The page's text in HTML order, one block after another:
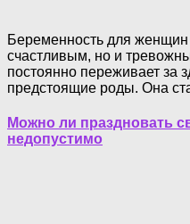
Беременность для
счастливым, но и
постоянно переживает за
предстоящие роды. Она
Можно ли праздновать
недопустимо